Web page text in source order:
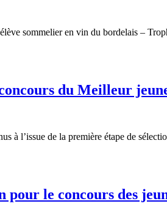
sommelier en vin du bordelais –
du Meilleur
à l’issue de la première étape de
le concours des